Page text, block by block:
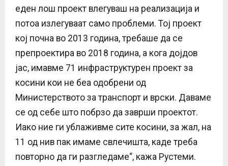
еден лош проект влегуваш на реализација и
потоа излегуваат само проблеми. Тој проект
кој почна во 2013 година, требаше да се
препроектира во 2018 година, а кога дојдов
јас, имавме 71 инфраструктурен проект за
косини кои не беа одобрени од
Министерството за транспорт и врски. Даваме
се од себе што побрзо да заврши проектот.
Иако ние ги ублаживме сите косини, за жал, на
11 од нив пак имаме свлечишта, каде треба
повторно да ги разгледаме“, кажа Рустеми.